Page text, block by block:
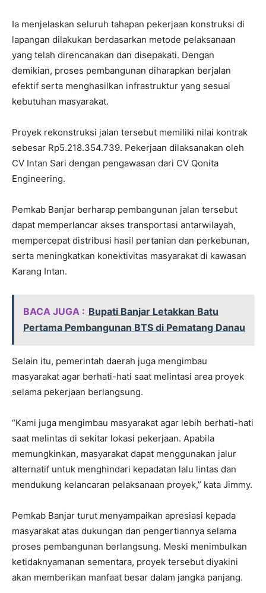
Ia menjelaskan seluruh tahapan pekerjaan konstruksi di
lapangan dilakukan berdasarkan metode pelaksanaan
yang telah direncanakan dan disepakati. Dengan
demikian, proses pembangunan diharapkan berjalan
efektif serta menghasilkan infrastruktur yang sesuai
kebutuhan masyarakat.
Proyek rekonstruksi jalan tersebut memiliki nilai kontrak
sebesar Rp5.218.354.739. Pekerjaan dilaksanakan oleh
CV Intan Sari dengan pengawasan dari CV Qonita
Engineering.
Pemkab Banjar berharap pembangunan jalan tersebut
dapat memperlancar akses transportasi antarwilayah,
mempercepat distribusi hasil pertanian dan perkebunan,
serta meningkatkan konektivitas masyarakat di kawasan
Karang Intan.
BACA JUGA : Bupati Banjar Letakkan Batu
Pertama Pembangunan BTS di Pematang Danau
Selain itu, pemerintah daerah juga mengimbau
masyarakat agar berhati-hati saat melintasi area proyek
selama pekerjaan berlangsung.
“Kami juga mengimbau masyarakat agar lebih berhati-hati
saat melintas di sekitar lokasi pekerjaan. Apabila
memungkinkan, masyarakat dapat menggunakan jalur
alternatif untuk menghindari kepadatan lalu lintas dan
mendukung kelancaran pelaksanaan proyek,” kata Jimmy.
Pemkab Banjar turut menyampaikan apresiasi kepada
masyarakat atas dukungan dan pengertiannya selama
proses pembangunan berlangsung. Meski menimbulkan
ketidaknyamanan sementara, proyek tersebut diyakini
akan memberikan manfaat besar dalam jangka panjang.